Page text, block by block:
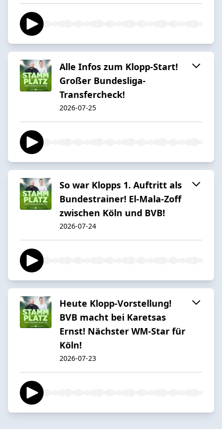
Alle Infos zum Klopp-Start!
Großer Bundesliga-
Transfercheck!
2026-07-25
So war Klopps 1. Auftritt als
Bundestrainer! El-Mala-Zoff
zwischen Köln und BVB!
2026-07-24
Heute Klopp-Vorstellung!
BVB macht bei Karetsas
Ernst! Nächster WM-Star für
Köln!
2026-07-23